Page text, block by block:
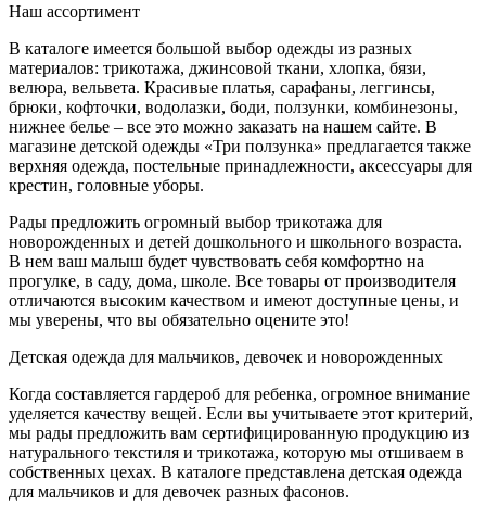
Наш ассортимент
В каталоге имеется большой выбор одежды из разных
материалов: трикотажа, джинсовой ткани, хлопка, бязи,
велюра, вельвета. Красивые платья, сарафаны, леггинсы,
брюки, кофточки, водолазки, боди, ползунки, комбинезоны,
нижнее белье – все это можно заказать на нашем сайте. В
магазине детской одежды «Три ползунка» предлагается также
верхняя одежда, постельные принадлежности, аксессуары для
крестин, головные уборы.
Рады предложить огромный выбор трикотажа для
новорожденных и детей дошкольного и школьного возраста.
В нем ваш малыш будет чувствовать себя комфортно на
прогулке, в саду, дома, школе. Все товары от производителя
отличаются высоким качеством и имеют доступные цены, и
мы уверены, что вы обязательно оцените это!
Детская одежда для мальчиков, девочек и новорожденных
Когда составляется гардероб для ребенка, огромное внимание
уделяется качеству вещей. Если вы учитываете этот критерий,
мы рады предложить вам сертифицированную продукцию из
натурального текстиля и трикотажа, которую мы отшиваем в
собственных цехах. В каталоге представлена детская одежда
для мальчиков и для девочек разных фасонов.